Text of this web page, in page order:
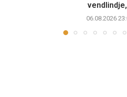
06.08.2026